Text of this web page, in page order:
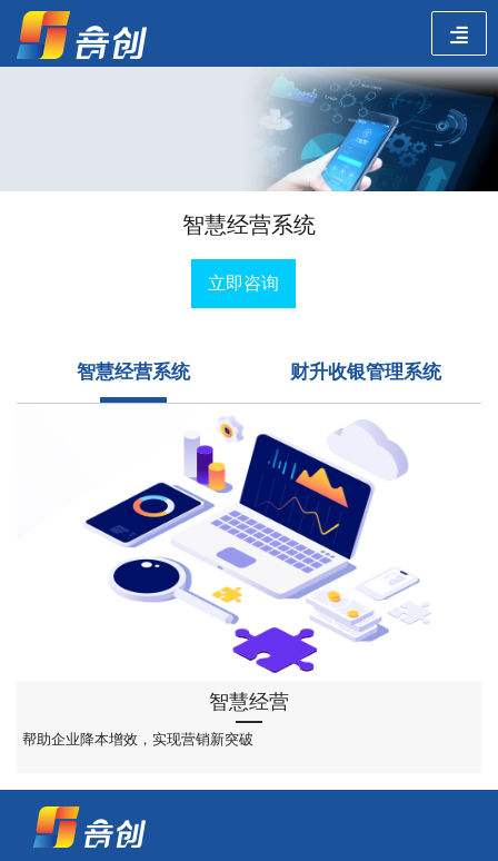
智慧经营系统
立即咨询
智慧经营系统 财升收银管理系统
智慧经营
帮助企业降本增效，实现营销新突破